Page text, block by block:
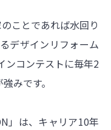
ことであれば水回り
デザインリフォーム
ンコンテストに毎年2
みです。
」は、キャリア10年